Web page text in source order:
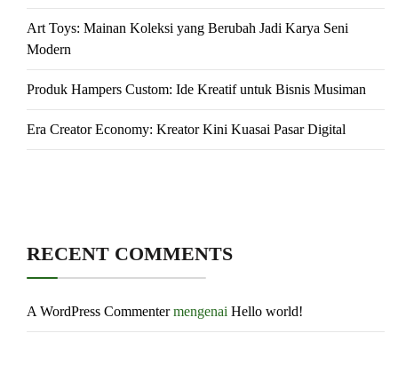
Art Toys: Mainan Koleksi yang Berubah Jadi Karya Seni
Modern
Produk Hampers Custom: Ide Kreatif untuk Bisnis Musiman
Era Creator Economy: Kreator Kini Kuasai Pasar Digital
RECENT COMMENTS
A WordPress Commentermengenai Hello world!